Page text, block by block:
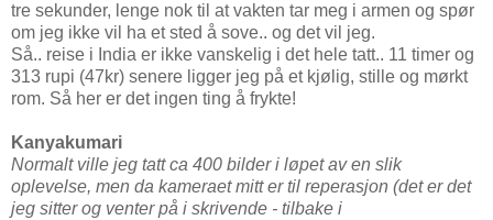
tre sekunder, lenge nok til at vakten tar meg i armen og spør
om jeg ikke vil ha et sted å sove.. og det vil jeg.
Så.. reise i India er ikke vanskelig i det hele tatt.. 11 timer og
313 rupi (47kr) senere ligger jeg på et kjølig, stille og mørkt
rom. Så her er det ingen ting å frykte!
Kanyakumari
Normalt ville jeg tatt ca 400 bilder i løpet av en slik
oplevelse, men da kameraet mitt er til reperasjon (det er det
jeg sitter og venter på i skrivende - tilbake i